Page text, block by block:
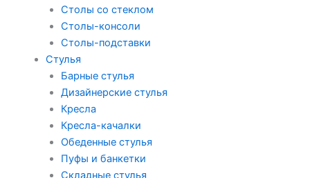
Столы со стеклом
Столы-консоли
Столы-подставки
Стулья
Барные стулья
Дизайнерские стулья
Кресла
Кресла-качалки
Обеденные стулья
Пуфы и банкетки
Складные стулья